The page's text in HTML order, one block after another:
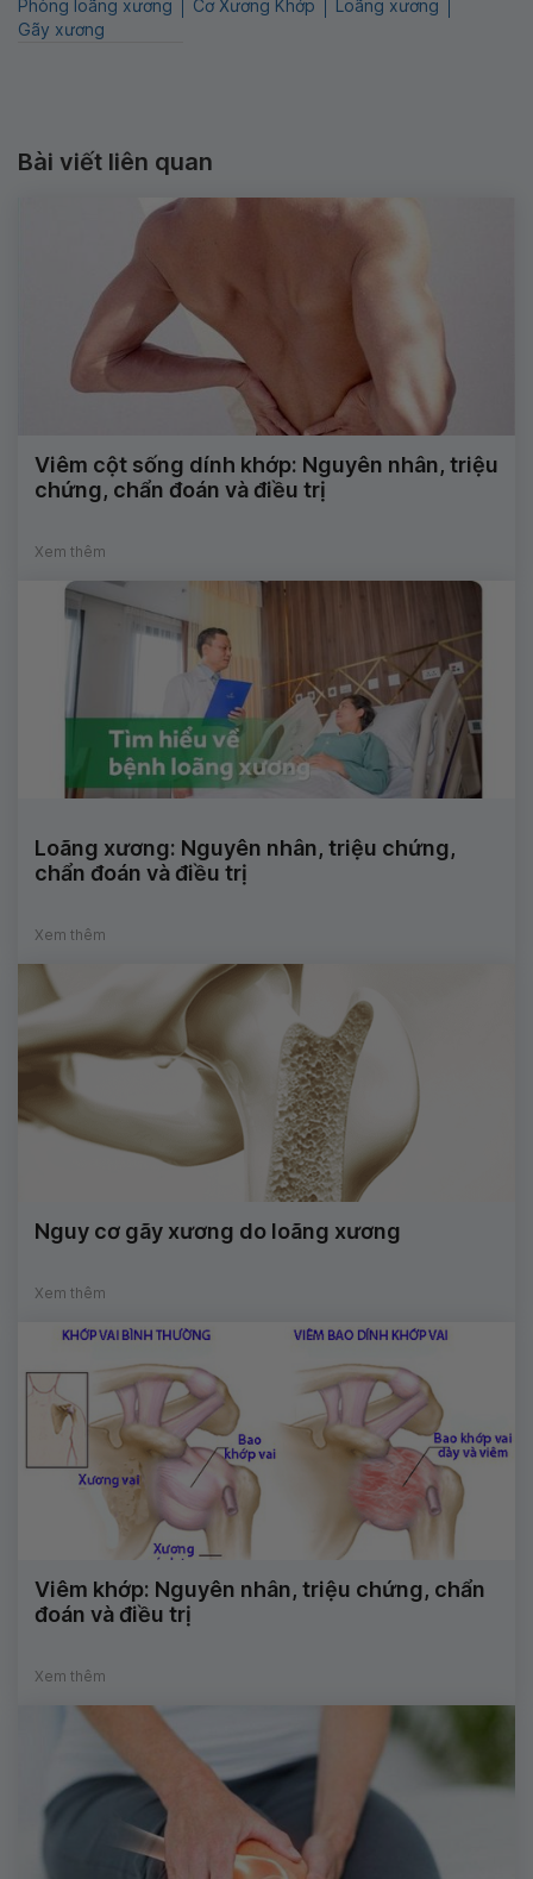
Phòng loãng xương Cơ Xương Khớp
Loãng xương
Gãy xương
Bài viết liên quan
Viêm cột sống dính khớp: Nguyên nhân, triệu
chứng, chẩn đoán và điều trị
Xem thêm
Loãng xương: Nguyên nhân, triệu chứng,
chẩn đoán và điều trị
Xem thêm
Nguy cơ gãy xương do loãng xương
Xem thêm
Viêm khớp: Nguyên nhân, triệu chứng, chẩn
đoán và điều trị
Xem thêm